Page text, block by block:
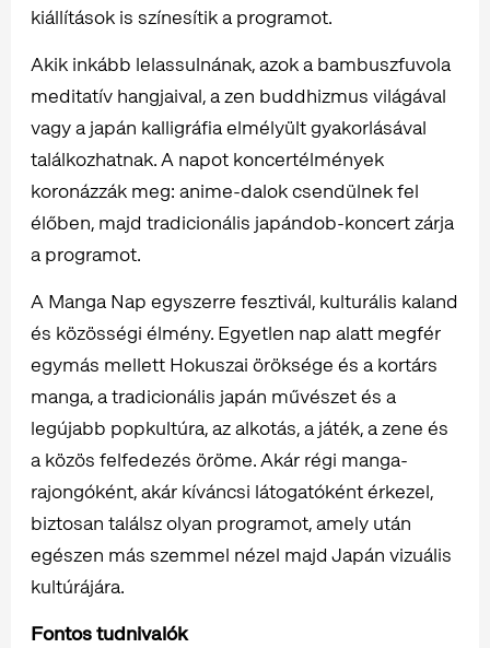
kiállítások is színesítik a programot.
Akik inkább lelassulnának, azok a bambuszfuvola
meditatív hangjaival, a zen buddhizmus világával
vagy a japán kalligráfia elmélyült gyakorlásával
találkozhatnak. A napot koncertélmények
koronázzák meg: anime-dalok csendülnek fel
élőben, majd tradicionális japándob-koncert zárja
a programot.
A Manga Nap egyszerre fesztivál, kulturális kaland
és közösségi élmény. Egyetlen nap alatt megfér
egymás mellett Hokuszai öröksége és a kortárs
manga, a tradicionális japán művészet és a
legújabb popkultúra, az alkotás, a játék, a zene és
a közös felfedezés öröme. Akár régi manga-
rajongóként, akár kíváncsi látogatóként érkezel,
biztosan találsz olyan programot, amely után
egészen más szemmel nézel majd Japán vizuális
kultúrájára.
Fontos tudnivalók